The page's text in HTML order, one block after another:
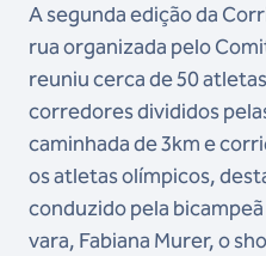
A segunda edição da
rua organizada pelo
reuniu cerca de 50
corredores divididos
caminhada de 3km e
os atletas olímpicos,
conduzido pela
vara, Fabiana Murer, o